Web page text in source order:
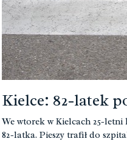
Kielce: 82-latek
We wtorek w Kielcach 25-letni
82-latka. Pieszy trafił do